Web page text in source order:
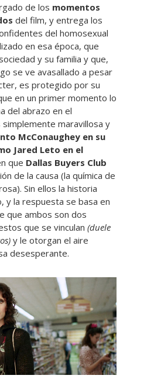
de los momentos
del film, y entrega los
del homosexual
en esa época, que
y su familia y que,
se ve avasallado a pesar
es protegido por su
en un primer momento lo
del abrazo en el
maravillosa y
McConaughey en su
Jared Leto en el
que Dallas Buyers Club
de la causa (la química de
Sin ellos la historia
y la respuesta se basa en
que ambos son dos
que se vinculan (duele
y le otorgan el aire
desesperante.